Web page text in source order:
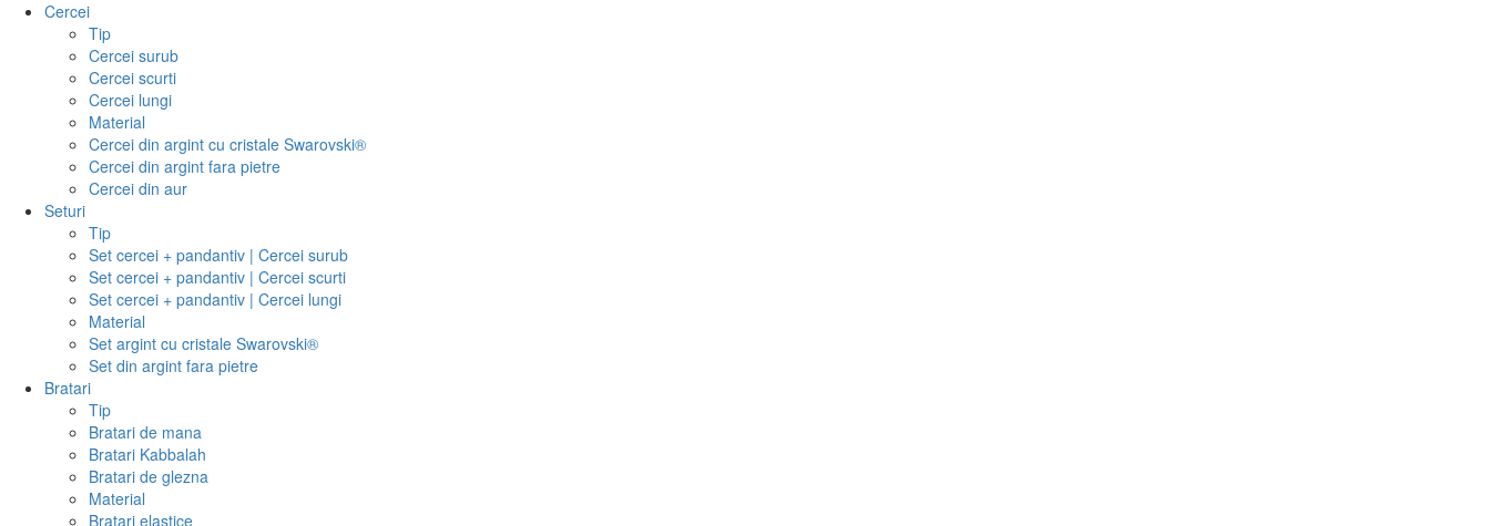
Cercei
Tip
Cercei surub
Cercei scurti
Cercei lungi
Material
Cercei din argint cu cristale Swarovski®
Cercei din argint fara pietre
Cercei din aur
Seturi
Tip
Set cercei + pandantiv | Cercei surub
Set cercei + pandantiv | Cercei scurti
Set cercei + pandantiv | Cercei lungi
Material
Set argint cu cristale Swarovski®
Set din argint fara pietre
Bratari
Tip
Bratari de mana
Bratari Kabbalah
Bratari de glezna
Material
Bratari elastice